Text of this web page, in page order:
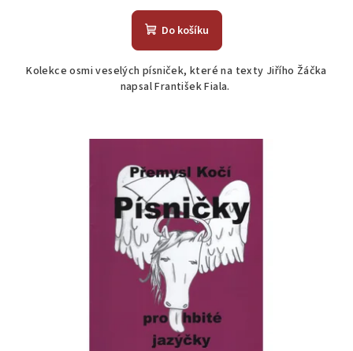
Do košíku
Kolekce osmi veselých písniček, které na texty Jiřího Žáčka
napsal František Fiala.